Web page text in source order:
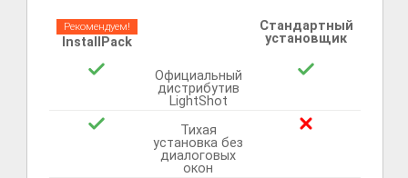
Рекомендуем!
InstallPack
Стандартный
установщик
Официальный
дистрибутив
LightShot
Тихая
установка без
диалоговых
окон